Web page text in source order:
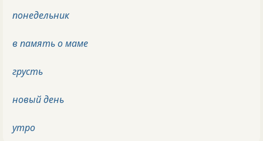
понедельник
в память о маме
грусть
новый день
утро